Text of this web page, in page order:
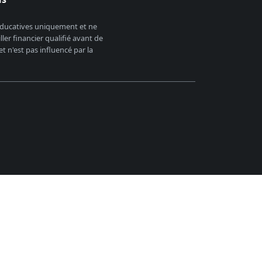
uniquement et ne
financier qualifié avant de
n'est pas influencé par la